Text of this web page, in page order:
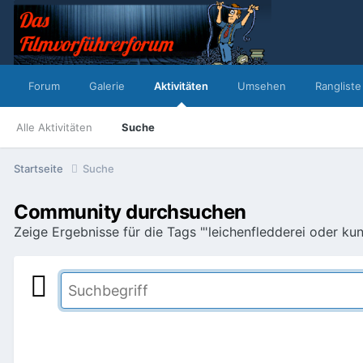
Forum Galerie Aktivitäten
Alle Aktivitäten Suche
Umsehen Rangliste
Startseite Suche
Community durchsuchen
Zeige Ergebnisse für die Tags "'leichenfledderei oder